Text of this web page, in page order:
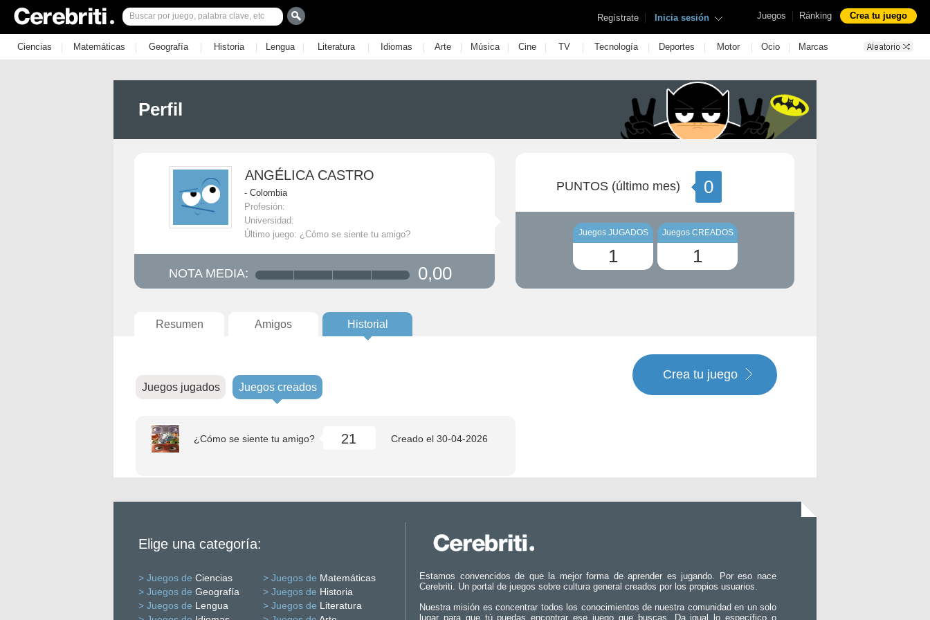
Juegos | Ránking Crea tu juego
Regístrate | Inicia sesión
Ciencias | Matemáticas | Geografía | Historia | Lengua | Literatura | Idiomas | Arte | Música | Cine | TV | Tecnología | Deportes | Motor | Ocio | Marcas
Perfil
ANGÉLICA CASTRO
- Colombia
Profesión:
Universidad:
Último juego: ¿Cómo se siente tu amigo?
NOTA MEDIA: 0,00
PUNTOS (último mes) 0
Juegos JUGADOS
1
Juegos CREADOS
1
Resumen Amigos Historial
Juegos jugados Juegos creados
Crea tu juego
¿Cómo se siente tu amigo? 21 Creado el 30-04-2026
Elige una categoría:
> Juegos de Ciencias > Juegos de Matemáticas
> Juegos de Geografía > Juegos de Historia
> Juegos de Lengua > Juegos de Literatura
Estamos convencidos de que la mejor forma de aprender es jugando. Por eso nace
Cerebriti. Un portal de juegos sobre cultura general creados por los propios usuarios.
Nuestra misión es concentrar todos los conocimientos de nuestra comunidad en un solo
lugar para que tú puedas encontrar ese juego que buscas. Da igual lo específico o